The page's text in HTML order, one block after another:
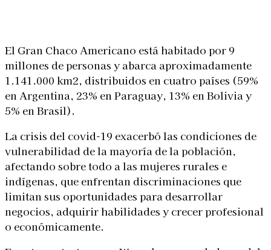
El Gran Chaco Americano está habitado por 9
millones de personas y abarca aproximadamente
1.141.000 km2, distribuidos en cuatro países (59%
en Argentina, 23% en Paraguay, 13% en Bolivia y
5% en Brasil).
La crisis del covid-19 exacerbó las condiciones de
vulnerabilidad de la mayoría de la población,
afectando sobre todo a las mujeres rurales e
indígenas, que enfrentan discriminaciones que
limitan sus oportunidades para desarrollar
negocios, adquirir habilidades y crecer profesional
o económicamente.